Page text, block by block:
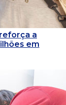
a
em